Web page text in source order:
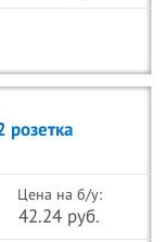
Цена на б/у:
42.24 руб.